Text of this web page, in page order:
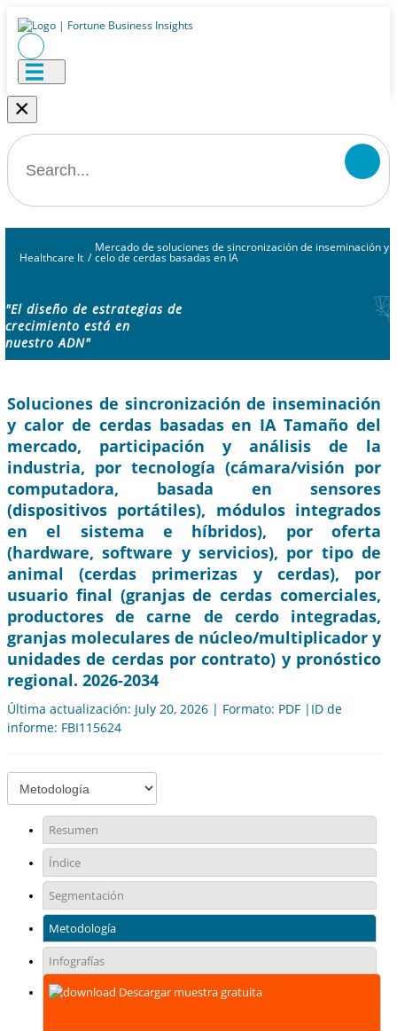
×
Healthcare It /
Mercado de soluciones de sincronización de inseminación y
celo de cerdas basadas en IA
"El diseño de estrategias de
crecimiento está en
nuestro ADN"
Soluciones de sincronización de inseminación
y calor de cerdas basadas en IA Tamaño del
mercado, participación y análisis de la
industria, por tecnología (cámara/visión por
computadora, basada en sensores
(dispositivos portátiles), módulos integrados
en el sistema e híbridos), por oferta
(hardware, software y servicios), por tipo de
animal (cerdas primerizas y cerdas), por
usuario final (granjas de cerdas comerciales,
productores de carne de cerdo integradas,
granjas moleculares de núcleo/multiplicador y
unidades de cerdas por contrato) y pronóstico
regional. 2026-2034
Última actualización: July 20, 2026 | Formato: PDF |ID de
informe: FBI115624
Resumen
Índice
Segmentación
Metodología
Infografías
Descargar muestra gratuita